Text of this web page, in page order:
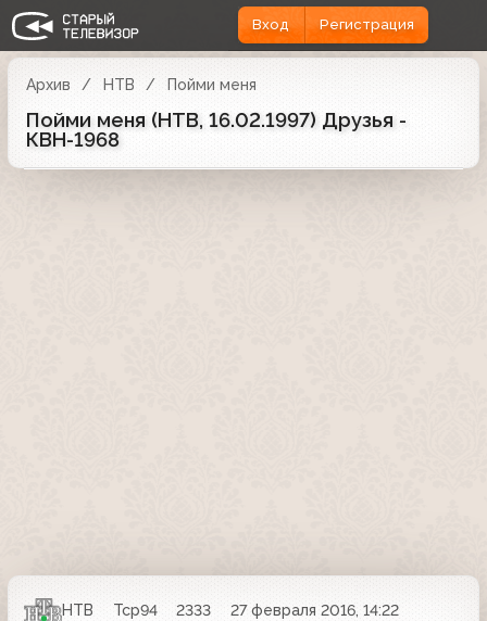
Вход Регистрация
Архив НТВ Пойми меня
Пойми меня (НТВ, 16.02.1997) Друзья -
КВН-1968
НТВ Тср94 2333
27 февраля 2016, 14:22